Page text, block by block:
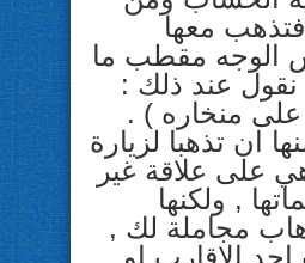
معها
الوجه مقطب ما
نقول عند ذلك :
على منخاره ) .
ان تذهبا لزيارة
على علاقة غير
, ولكنها
مجاملة لك ,
احد الاقارب او